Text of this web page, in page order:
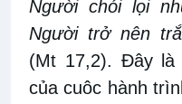
Người chói lọi
Người trở nên
(Mt 17,2). Đây là
của cuôc hành